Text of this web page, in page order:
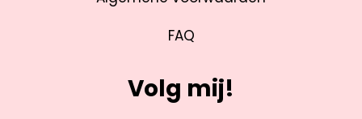
FAQ
Volg mij!